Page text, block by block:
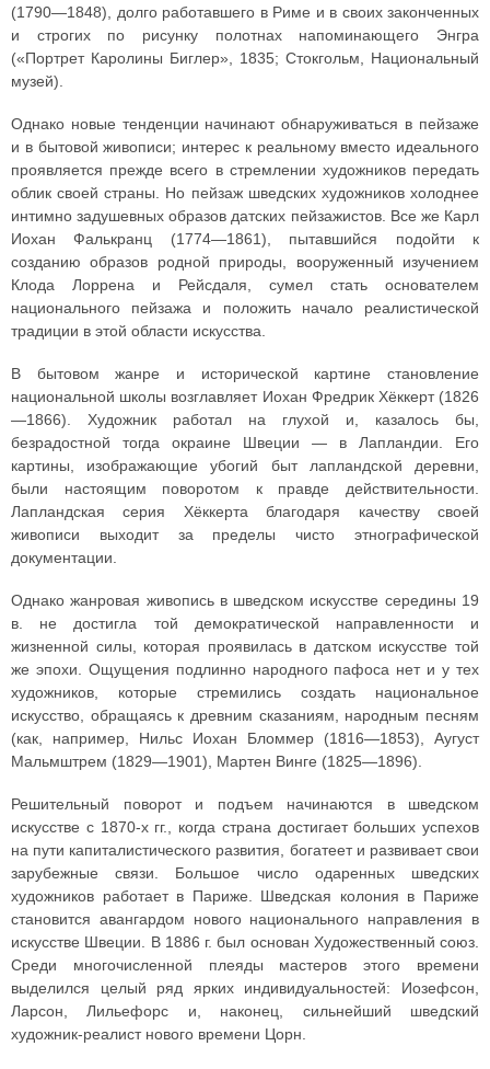
(1790—1848), долго работавшего в Риме и в своих законченных
и строгих по рисунку полотнах напоминающего Энгра
(«Портрет Каролины Биглер», 1835; Стокгольм, Национальный
музей).
Однако новые тенденции начинают обнаруживаться в пейзаже
и в бытовой живописи; интерес к реальному вместо идеального
проявляется прежде всего в стремлении художников передать
облик своей страны. Но пейзаж шведских художников холоднее
интимно задушевных образов датских пейзажистов. Все же Карл
Иохан Фалькранц (1774—1861), пытавшийся подойти к
созданию образов родной природы, вооруженный изучением
Клода Лоррена и Рейсдаля, сумел стать основателем
национального пейзажа и положить начало реалистической
традиции в этой области искусства.
В бытовом жанре и исторической картине становление
национальной школы возглавляет Иохан Фредрик Хёккерт (1826
—1866). Художник работал на глухой и, казалось бы,
безрадостной тогда окраине Швеции — в Лапландии. Его
картины, изображающие убогий быт лапландской деревни,
были настоящим поворотом к правде действительности.
Лапландская серия Хёккерта благодаря качеству своей
живописи выходит за пределы чисто этнографической
документации.
Однако жанровая живопись в шведском искусстве середины 19
в. не достигла той демократической направленности и
жизненной силы, которая проявилась в датском искусстве той
же эпохи. Ощущения подлинно народного пафоса нет и у тех
художников, которые стремились создать национальное
искусство, обращаясь к древним сказаниям, народным песням
(как, например, Нильс Иохан Бломмер (1816—1853), Аугуст
Мальмштрем (1829—1901), Мартен Винге (1825—1896).
Решительный поворот и подъем начинаются в шведском
искусстве с 1870-х гг., когда страна достигает больших успехов
на пути капиталистического развития, богатеет и развивает свои
зарубежные связи. Большое число одаренных шведских
художников работает в Париже. Шведская колония в Париже
становится авангардом нового национального направления в
искусстве Швеции. В 1886 г. был основан Художественный союз.
Среди многочисленной плеяды мастеров этого времени
выделился целый ряд ярких индивидуальностей: Иозефсон,
Ларсон, Лильефорс и, наконец, сильнейший шведский
художник-реалист нового времени Цорн.